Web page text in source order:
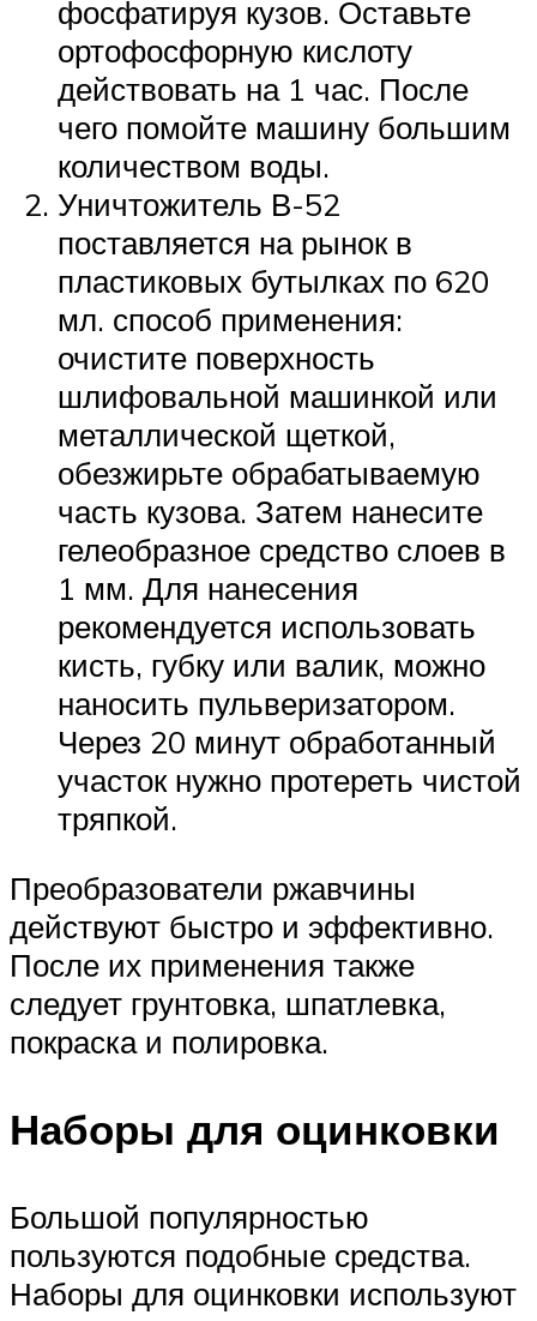
фосфатируя кузов. Оставьте
ортофосфорную кислоту
действовать на 1 час. После
чего помойте машину большим
количеством воды.
Уничтожитель В-52
поставляется на рынок в
пластиковых бутылках по 620
мл. способ применения:
очистите поверхность
шлифовальной машинкой или
металлической щеткой,
обезжирьте обрабатываемую
часть кузова. Затем нанесите
гелеобразное средство слоев в
1 мм. Для нанесения
рекомендуется использовать
кисть, губку или валик, можно
наносить пульверизатором.
Через 20 минут обработанный
участок нужно протереть чистой
тряпкой.
Преобразователи ржавчины
действуют быстро и эффективно.
После их применения также
следует грунтовка, шпатлевка,
покраска и полировка.
Наборы для оцинковки
Большой популярностью
пользуются подобные средства.
Наборы для оцинковки используют